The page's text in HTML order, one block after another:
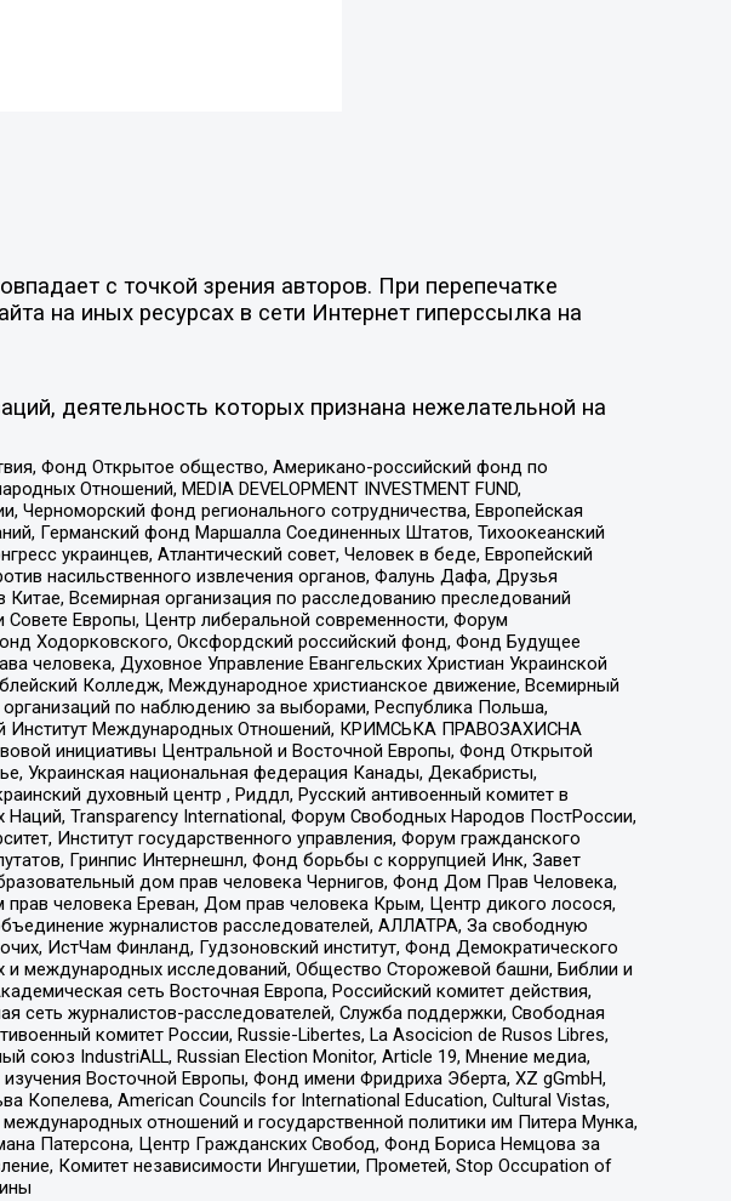
с точкой зрения авторов. При перепечатке
на иных ресурсах в сети Интернет гиперссылка на
деятельность которых признана нежелательной на
Фонд Открытое общество, Американо-российский фонд по
Отношений, MEDIA DEVELOPMENT INVESTMENT FUND,
Черноморский фонд регионального сотрудничества, Европейская
Германский фонд Маршалла Соединенных Штатов, Тихоокеанский
украинцев, Атлантический совет, Человек в беде, Европейский
насильственного извлечения органов, Фалунь Дафа, Друзья
Всемирная организация по расследованию преследований
Европы, Центр либеральной современности, Форум
Ходорковского, Оксфордский российский фонд, Фонд Будущее
Духовное Управление Евангельских Христиан Украинской
Колледж, Международное христианское движение, Всемирный
организаций по наблюдению за выборами, Республика Польша,
Институт Международных Отношений, КРИМСЬКА ПРАВОЗАХИСНА
инициативы Центральной и Восточной Европы, Фонд Открытой
Украинская национальная федерация Канады, Декабристы,
духовный центр , Риддл, Русский антивоенный комитет в
Transparеncy International, Форум Свободных Народов ПостРоссии,
Институт государственного управления, Форум гражданского
Гринпис Интернешнл, Фонд борьбы с коррупцией Инк, Завет
дом прав человека Чернигов, Фонд Дом Прав Человека,
человека Ереван, Дом прав человека Крым, Центр дикого лосося,
журналистов расследователей, АЛЛАТРА, За свободную
ИстЧам Финланд, Гудзоновский институт, Фонд Демократического
и международных исследований, Общество Сторожевой башни, Библии и
сеть Восточная Европа, Российский комитет действия,
сеть журналистов-расследователей, Служба поддержки, Свободная
комитет России, Russie-Libertes, La Asocicion de Rusos Libres,
союз IndustriALL, Russian Election Monitor, Article 19, Мнение медиа,
Восточной Европы, Фонд имени Фридриха Эберта, XZ gGmbH,
Копелева, American Councils for International Education, Cultural Vistas,
отношений и государственной политики им Питера Мунка,
Патерсона, Центр Гражданских Свобод, Фонд Бориса Немцова за
Комитет независимости Ингушетии, Прометей, Stop Occupation of